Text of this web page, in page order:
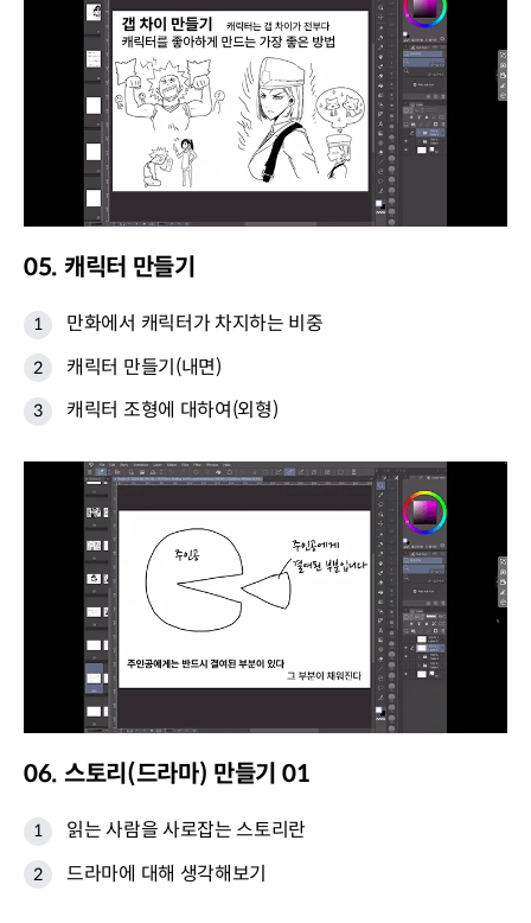
05. 캐릭터 만들기
만화에서 캐릭터가 차지하는 비중
캐릭터 만들기(내면)
캐릭터 조형에 대하여(외형)
06. 스토리(드라마) 만들기 01
읽는 사람을 사로잡는 스토리란
드라마에 대해 생각해보기